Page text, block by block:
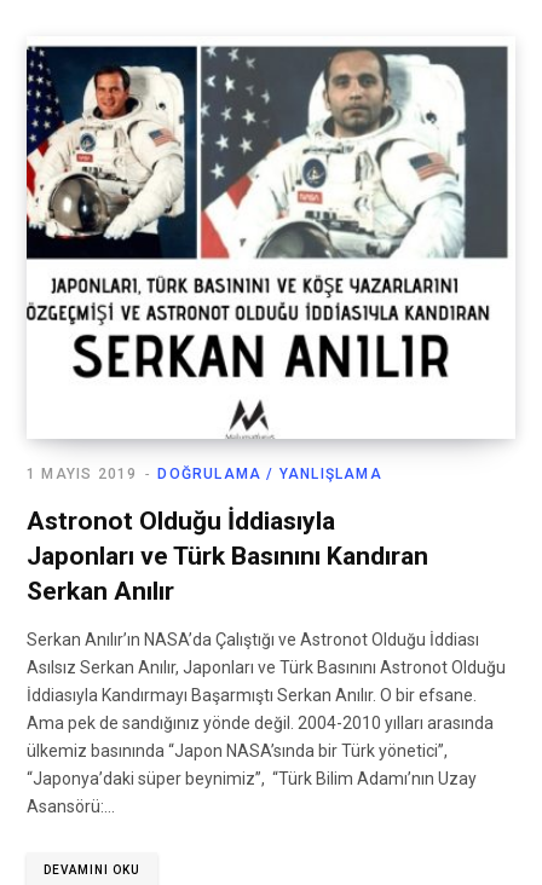
DOĞRULAMA / YANLIŞLAMA
1 MAYIS 2019
Astronot Olduğu İddiasıyla
Japonları ve Türk Basınını Kandıran
Serkan Anılır
Serkan Anılır’ın NASA’da Çalıştığı ve Astronot Olduğu İddiası
Asılsız Serkan Anılır, Japonları ve Türk Basınını Astronot Olduğu
İddiasıyla Kandırmayı Başarmıştı Serkan Anılır. O bir efsane.
Ama pek de sandığınız yönde değil. 2004-2010 yılları arasında
ülkemiz basınında “Japon NASA’sında bir Türk yönetici”,
“Japonya’daki süper beynimiz”, “Türk Bilim Adamı’nın Uzay
Asansörü:…
DEVAMINI OKU